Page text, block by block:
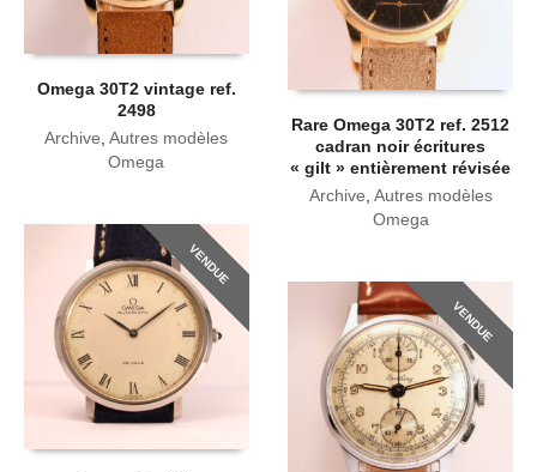
Omega 30T2 vintage ref.
2498
Archive,Autres modèles
Omega
Rare Omega 30T2 ref. 2512
cadran noir écritures
« gilt » entièrement révisée
Archive, Autres modèles
Omega
VENDUE
VENDUE